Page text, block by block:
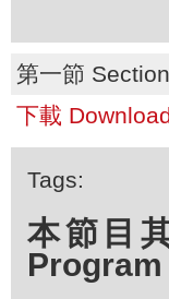
第一節
下載
Tags:
本節目
Program